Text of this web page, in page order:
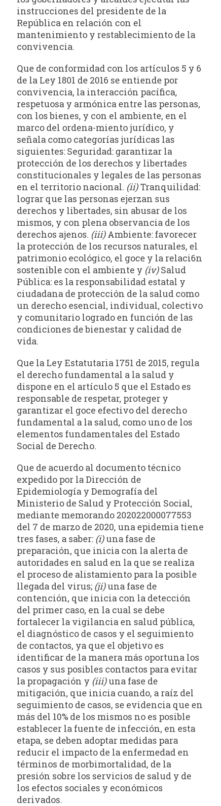
instrucciones del presidente de la
República en relación con el
mantenimiento y restablecimiento de la
convivencia.
Que de conformidad con los artículos 5 y 6
de la Ley 1801 de 2016 se entiende por
convivencia, la interacción pacífica,
respetuosa y armónica entre las personas,
con los bienes, y con el ambiente, en el
marco del ordena-miento jurídico, y
señala como categorías jurídicas las
siguientes: Seguridad: garantizar la
protección de los derechos y libertades
constitucionales y legales de las personas
en el territorio nacional. (ii)Tranquilidad:
lograr que las personas ejerzan sus
derechos y libertades, sin abusar de los
mismos, y con plena observancia de los
derechos ajenos. (iii)Ambiente: favorecer
la protección de los recursos naturales, el
patrimonio ecológico, el goce y la relaci6n
sostenible con el ambiente y (iv)Salud
Pública: es la responsabilidad estatal y
ciudadana de protección de la salud como
un derecho esencial, individual, colectivo
y comunitario logrado en función de las
condiciones de bienestar y calidad de
vida.
Que la Ley Estatutaria 1751 de 2015, regula
el derecho fundamental a la salud y
dispone en el artículo 5 que el Estado es
responsable de respetar, proteger y
garantizar el goce efectivo del derecho
fundamental a la salud, como uno de los
elementos fundamentales del Estado
Social de Derecho.
Que de acuerdo al documento técnico
expedido por la Dirección de
Epidemiología y Demografía del
Ministerio de Salud y Protección Social,
mediante memorando 202022000077553
del 7 de marzo de 2020, una epidemia tiene
tres fases, a saber: (i)una fase de
preparación, que inicia con la alerta de
autoridades en salud en la que se realiza
el proceso de alistamiento para la posible
llegada del virus; (ji)una fase de
contención, que inicia con la detección
del primer caso, en la cual se debe
fortalecer la vigilancia en salud pública,
el diagnóstico de casos y el seguimiento
de contactos, ya que el objetivo es
identificar de la manera más oportuna los
casos y sus posibles contactos para evitar
la propagación y (iii)una fase de
mitigación, que inicia cuando, a raíz del
seguimiento de casos, se evidencia que en
más del 10% de los mismos no es posible
establecer la fuente de infección, en esta
etapa, se deben adoptar medidas para
reducir el impacto de la enfermedad en
términos de morbimortalidad, de la
presión sobre los servicios de salud y de
los efectos sociales y económicos
derivados.